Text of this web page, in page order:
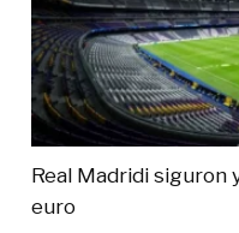
Real Madridi siguron
euro